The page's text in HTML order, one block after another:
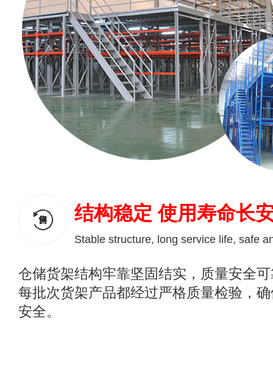
结构稳定 使用寿命长
Stable structure, long service life, safe
仓储货架结构牢靠坚固结实，质量安全
每批次货架产品都经过严格质量检验，
安全。